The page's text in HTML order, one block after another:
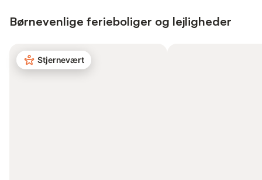
Børnevenlige ferieboliger og lejligheder
Stjernevært